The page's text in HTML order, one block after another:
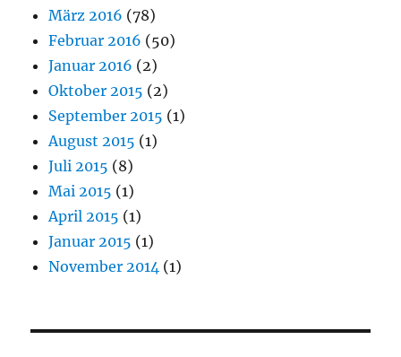
März 2016 (78)
Februar 2016 (50)
Januar 2016 (2)
Oktober 2015 (2)
September 2015 (1)
August 2015 (1)
Juli 2015 (8)
Mai 2015 (1)
April 2015 (1)
Januar 2015 (1)
November 2014 (1)